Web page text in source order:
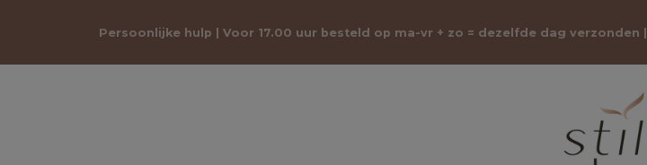
Persoonlijke hulp | Voor 17.00 uur besteld op ma-vr + zo = dezelfde dag verzonden |